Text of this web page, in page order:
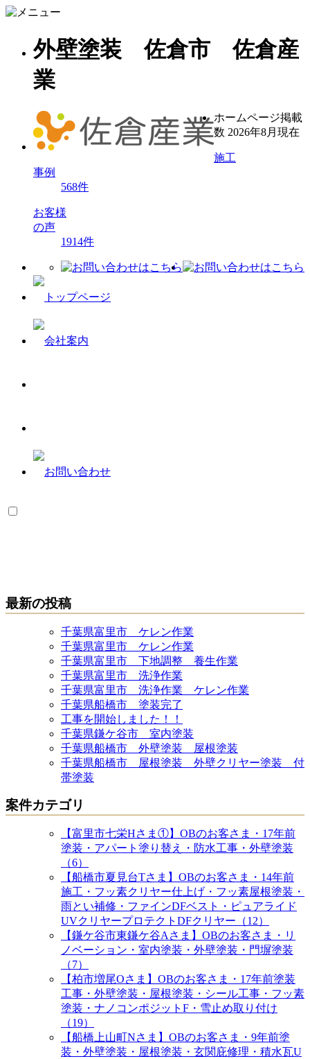
外壁塗装 佐倉市 佐倉産
業
ホームページ掲載
数 2026年8月現在
施工
事例
568件
お客様
の声
1914件
最新の投稿
千葉県富里市 ケレン作業
千葉県富里市 ケレン作業
千葉県富里市 下地調整 養生作業
千葉県富里市 洗浄作業
千葉県富里市 洗浄作業 ケレン作業
千葉県船橋市 塗装完了
工事を開始しました！！
千葉県鎌ケ谷市 室内塗装
千葉県船橋市 外壁塗装 屋根塗装
千葉県船橋市 屋根塗装 外壁クリヤー塗装 付
帯塗装
案件カテゴリ
【富里市七栄Hさま①】OBのお客さま・17年前
塗装・アパート塗り替え・防水工事・外壁塗装
（6）
【船橋市夏見台Tさま】OBのお客さま・14年前
施工・フッ素クリヤー仕上げ・フッ素屋根塗装・
雨とい補修・ファインDFベスト・ピュアライド
UVクリヤープロテクトDFクリヤー（12）
【鎌ケ谷市東鎌ケ谷Aさま】OBのお客さま・リ
ノベーション・室内塗装・外壁塗装・門塀塗装
（7）
【柏市増尾Oさま】OBのお客さま・17年前塗装
工事・外壁塗装・屋根塗装・シール工事・フッ素
塗装・ナノコンポジットF・雪止め取り付け
（19）
【船橋上山町Nさま】OBのお客さま・9年前塗
装・外壁塗装・屋根塗装・玄関庇修理・積水瓦U